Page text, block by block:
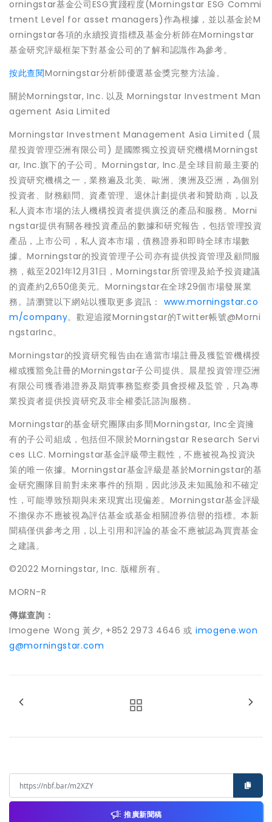
orningstar基金公司ESG實踐程度(Morningstar ESG Commi
tment Level for asset managers)作為根據，並以基金於M
orningstar各項的永續投資指標及基金分析師在Morningstar
基金研究評級框架下對基金公司的了解和認識作為參考。
按此查閱Morningstar分析師優選基金獎完整方法論。
關於Morningstar, Inc. 以及 Morningstar Investment Man
agement Asia Limited
Morningstar Investment Management Asia Limited (晨
星投資管理亞洲有限公司) 是國際獨立投資研究機構Morningst
ar, Inc.旗下的子公司。Morningstar, Inc.是全球目前最主要的
投資研究機構之一，業務遍及北美、歐洲、澳洲及亞洲，為個別
投資者、財務顧問、資產管理、退休計劃提供者和贊助商，以及
私人資本市場的法人機構投資者提供廣泛的產品和服務。Morni
ngstar提供有關各種投資產品的數據和研究報告，包括管理投資
產品，上市公司，私人資本市場，債務證券和即時全球市場數
據。Morningstar的投資管理子公司亦有提供投資管理及顧問服
務，截至2021年12月31日，Morningstar所管理及給予投資建議
的資產約2,650億美元。Morningstar在全球29個市場發展業
務。請瀏覽以下網站以獲取更多資訊： www.morningstar.co
m/company。歡迎追蹤Morningstar的Twitter帳號@Morni
ngstarInc。
Morningstar的投資研究報告由在適當市場註冊及獲監管機構授
權或獲豁免註冊的Morningstar子公司提供。晨星投資管理亞洲
有限公司獲香港證券及期貨事務監察委員會授權及監管，只為專
業投資者提供投資研究及非全權委託諮詢服務。
Morningstar的基金研究團隊由多間Morningstar, Inc全資擁
有的子公司組成，包括但不限於Morningstar Research Servi
ces LLC. Morningstar基金評級帶主觀性，不應被視為投資決
策的唯一依據。Morningstar基金評級是基於Morningstar的基
金研究團隊目前對未來事件的預期，因此涉及未知風險和不確定
性，可能導致預期與未來現實出現偏差。Morningstar基金評級
不擔保亦不應被視為評估基金或基金相關證券信譽的指標。本新
聞稿僅供參考之用，以上引用和評論的基金不應被認為買賣基金
之建議。
©2022 Morningstar, Inc. 版權所有。
MORN-R
傳媒查詢：
Imogene Wong 黃夕, +852 2973 4646 或 imogene.won
g@morningstar.com
推廣新聞稿